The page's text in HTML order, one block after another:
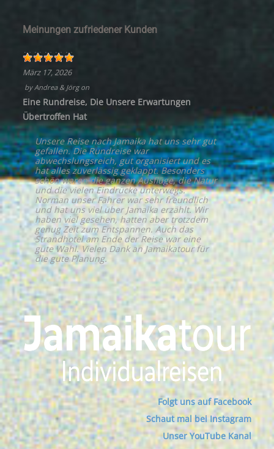
Meinungen zufriedener Kunden
März 17, 2026
byAndrea & Jörgon
Eine Rundreise, Die Unsere Erwartungen
Übertroffen Hat
Unsere Reise nach Jamaika hat uns sehr gut
gefallen. Die Rundreise war
abwechslungsreich, gut organisiert und es
hat alles zuverlässig geklappt. Besonders
schön waren die ganzen Ausflüge, die Natur
und die vielen Eindrücke unterwegs.
Norman unser Fahrer war sehr freundlich
und hat uns viel über Jamaika erzählt. Wir
haben viel gesehen, hatten aber trotzdem
genug Zeit zum Entspannen. Auch das
Strandhotel am Ende der Reise war eine
gute Wahl. Vielen Dank an Jamaikatour für
die gute Planung.
Folgt uns auf Facebook
Schaut mal bei Instagram
Unser YouTube Kanal